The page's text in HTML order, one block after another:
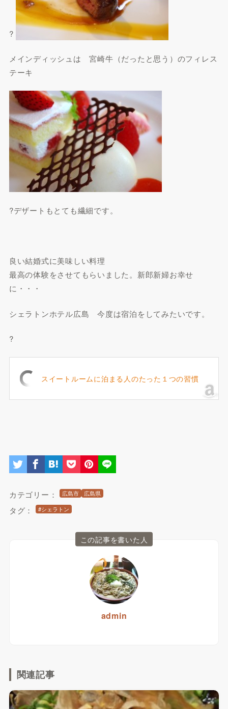
?
メインディッシュは 宮崎牛（だったと思う）のフィレス
テーキ
?デザートもとても繊細です。
良い結婚式に美味しい料理
最高の体験をさせてもらいました。新郎新婦お幸せ
に・・・
シェラトンホテル広島 今度は宿泊をしてみたいです。
?
スイートルームに泊まる人のたった１つの習慣
カテゴリー： 広島市 広島県
タグ： #シェラトン
この記事を書いた人
admin
関連記事